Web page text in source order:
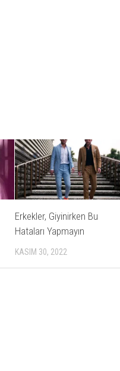
Erkekler, Giyinirken Bu
Hataları Yapmayın
KASIM 30, 2022